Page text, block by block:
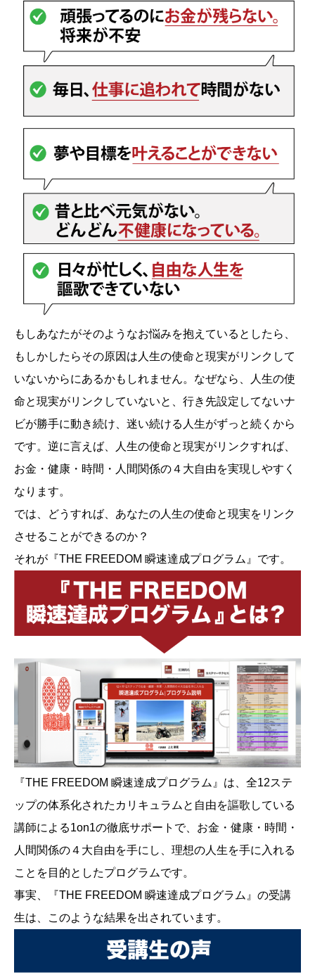
もしあなたがそのようなお悩みを抱えているとしたら、
もしかしたらその原因は人生の使命と現実がリンクして
いないからにあるかもしれません。なぜなら、人生の使
命と現実がリンクしていないと、行き先設定してないナ
ビが勝手に動き続け、迷い続ける人生がずっと続くから
です。逆に言えば、人生の使命と現実がリンクすれば、
お金・健康・時間・人間関係の４大自由を実現しやすく
なります。
では、どうすれば、あなたの人生の使命と現実をリンク
させることができるのか？
それが『THE FREEDOM 瞬速達成プログラム』です。
『THE FREEDOM 瞬速達成プログラム』は、全12ステ
ップの体系化されたカリキュラムと自由を謳歌している
講師による1on1の徹底サポートで、お金・健康・時間・
人間関係の４大自由を手にし、理想の人生を手に入れる
ことを目的としたプログラムです。
事実、『THE FREEDOM 瞬速達成プログラム』の受講
生は、このような結果を出されています。